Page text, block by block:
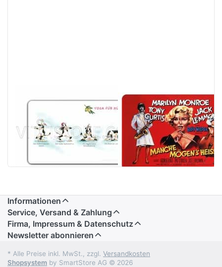
Frühstücksbrettchen
Yoga für Kühe -
Das süsse
WeihnachtsFrühstücksbrettchen
manche mögens
heiss
Informationen
Service, Versand & Zahlung
Firma, Impressum & Datenschutz
Newsletter abonnieren
* Alle Preise inkl. MwSt., zzgl. Versandkosten
Shopsystem by SmartStore AG © 2026